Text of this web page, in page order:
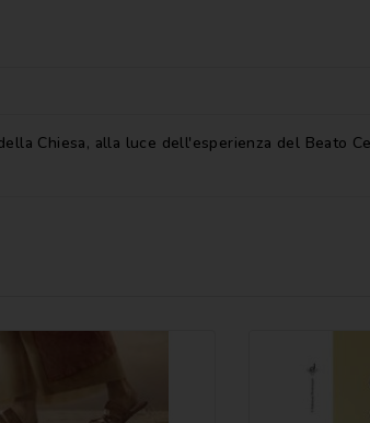
Chiesa, alla luce dell'esperienza del Beato